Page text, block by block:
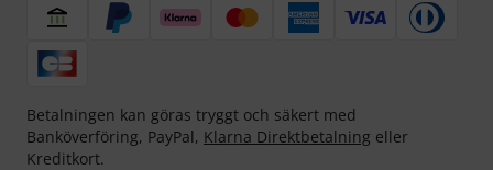
Betalningen kan göras tryggt och säkert med
Banköverföring, PayPal, Klarna Direktbetalning eller
Kreditkort.